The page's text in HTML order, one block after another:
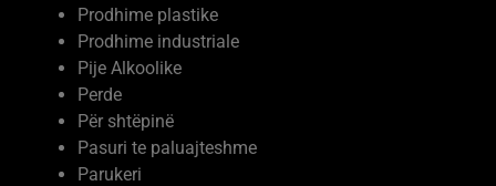
Prodhime industriale
Pije Alkoolike
Perde
Për shtëpinë
Pasuri te paluajteshme
Parukeri
Palester